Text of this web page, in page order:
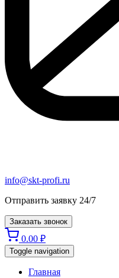
info@skt-profi.ru
Отправить заявку 24/7
Заказать звонок
0.00 ₽
Toggle navigation
Главная